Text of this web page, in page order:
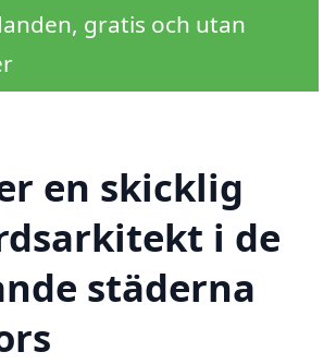
gratis och utan
en skicklig
i de
städerna